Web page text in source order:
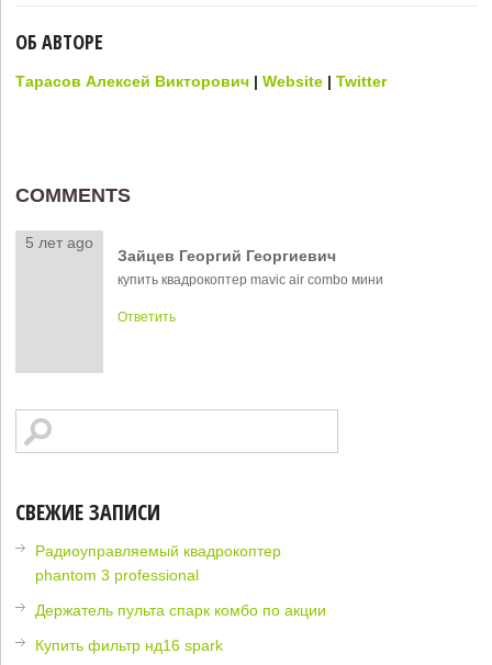
ОБ АВТОРЕ
Тарасов Алексей Викторович |Website |Twitter
COMMENTS
5 лет ago
Зайцев Георгий Георгиевич
купить квадрокоптер mavic air combo мини
Ответить
СВЕЖИЕ ЗАПИСИ
Радиоуправляемый квадрокоптер
phantom 3 professional
Держатель пульта спарк комбо по акции
Купить фильтр нд16 spark